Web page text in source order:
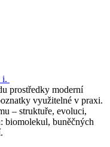
i.
prostředky moderní
využitelné v praxi.
– struktuře, evoluci,
biomolekul, buněčných